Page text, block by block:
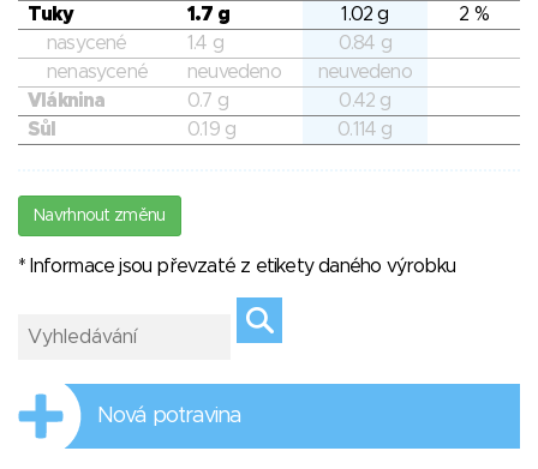
Tuky
1.7 g 1.02 g
2 %
nasycené
1.4 g
0.84 g
nenasycené
neuvedeno
neuvedeno
Vláknina
0.7 g
0.42 g
Sůl
0.19 g 0.114 g
Navrhnout změnu
* Informace jsou převzaté z etikety daného výrobku
Nová potravina